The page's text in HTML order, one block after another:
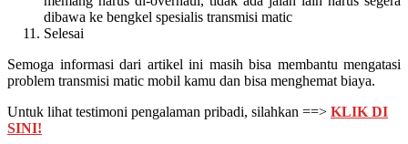
dibawa ke bengkel spesialis transmisi matic
Selesai
Semoga informasi dari artikel ini masih bisa membantu mengatasi
problem transmisi matic mobil kamu dan bisa menghemat biaya.
Untuk lihat testimoni pengalaman pribadi, silahkan ==> KLIK DI
SINI!